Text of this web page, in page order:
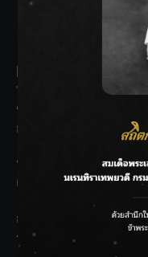
THE
Recent Posts
ชลประทานเชียงใหม่เร่ง
ยังไม่ล้นตลิ่ง
ฟาดลุคใหม่! “แบม พิชญ
แกะท่า #นอกจอนอกใจ
กรมชลฯ รับฟังประชาชน
ระบายน้ำศรีสองรักฯ